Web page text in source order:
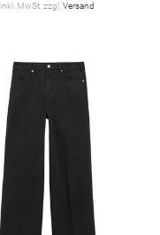
inkl. MwSt. zzgl. Versand